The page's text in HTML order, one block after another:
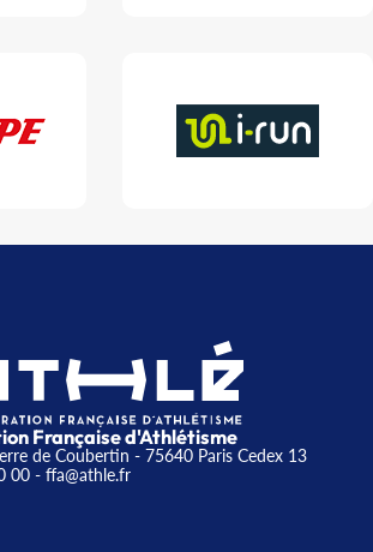
Française d'Athlétisme
de Coubertin - 75640 Paris Cedex 13
00- ffa@athle.fr